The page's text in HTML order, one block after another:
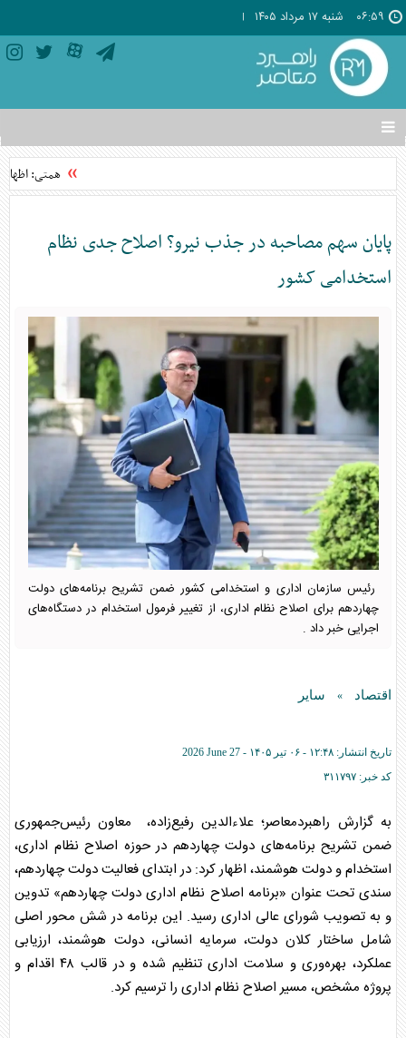
۰۶:۵۹ شنبه ۱۷ مرداد ۱۴۰۵
تغییر
وضعیت
منوی
ها
همتی:
پایان سهم مصاحبه در جذب نیرو؟ اصلاح جدی نظام
استخدامی کشور
رئیس سازمان اداری و استخدامی کشور ضمن تشریح برنامه‌های دولت
چهاردهم برای اصلاح نظام اداری، از تغییر فرمول استخدام در دستگاه‌های
اجرایی خبر داد .
اقتصاد » سایر
تاریخ انتشار: ۱۲:۴۸ - ۰۶ تير ۱۴۰۵ -
2026 June 27
کد خبر: ۳۱۱۷۹۷
به گزارش راهبردمعاصر؛ علاءالدین رفیع‌زاده، معاون رئیس‌جمهوری
ضمن تشریح برنامه‌های دولت چهاردهم در حوزه اصلاح نظام اداری،
استخدام و دولت هوشمند، اظهار کرد: در ابتدای فعالیت دولت چهاردهم،
سندی تحت عنوان «برنامه اصلاح نظام اداری دولت چهاردهم» تدوین
و به تصویب شورای عالی اداری رسید. این برنامه در شش محور اصلی
شامل ساختار کلان دولت، سرمایه انسانی، دولت هوشمند، ارزیابی
عملکرد، بهره‌وری و سلامت اداری تنظیم شده و در قالب ۴۸ اقدام و
پروژه مشخص، مسیر اصلاح نظام اداری را ترسیم کرد.